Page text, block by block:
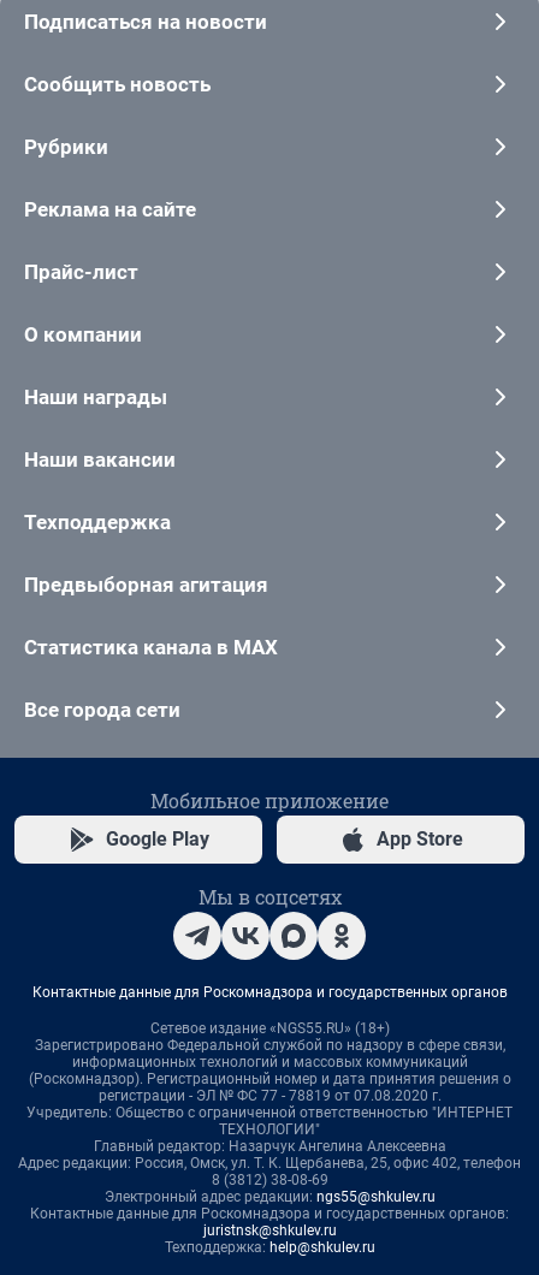
Подписаться на новости
Сообщить новость
Рубрики
Реклама на сайте
Прайс-лист
О компании
Наши награды
Наши вакансии
Техподдержка
Предвыборная агитация
Статистика канала в MAX
Все города сети
Мобильное приложение
Google Play App Store
Мы в соцсетях
Контактные данные для Роскомнадзора и государственных органов
Сетевое издание «NGS55.RU» (18+)
Зарегистрировано Федеральной службой по надзору в сфере связи,
информационных технологий и массовых коммуникаций
(Роскомнадзор). Регистрационный номер и дата принятия решения о
регистрации - ЭЛ № ФС 77 - 78819 от 07.08.2020 г.
Учредитель: Общество с ограниченной ответственностью "ИНТЕРНЕТ
ТЕХНОЛОГИИ"
Главный редактор: Назарчук Ангелина Алексеевна
Адрес редакции: Россия, Омск, ул. Т. К. Щербанева, 25, офис 402, телефон
8 (3812) 38-08-69
Электронный адрес редакции: ngs55@shkulev.ru
Контактные данные для Роскомнадзора и государственных органов:
juristnsk@shkulev.ru
Техподдержка: help@shkulev.ru